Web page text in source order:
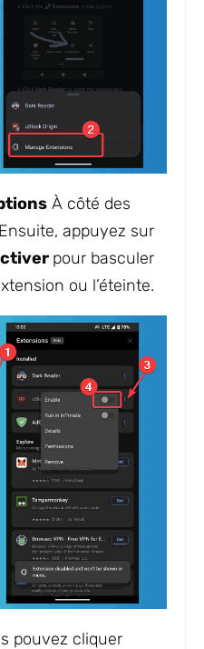
À côté des
appuyez sur
pour basculer
ou l’éteinte.
pouvez cliquer